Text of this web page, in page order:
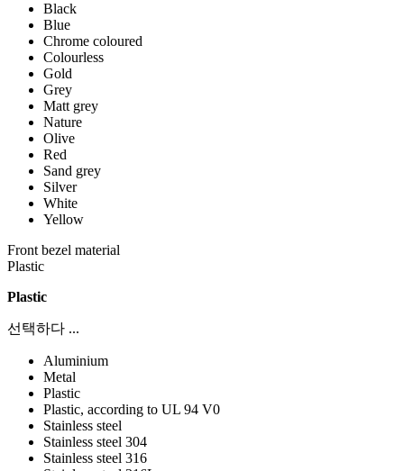
Black
Blue
Chrome coloured
Colourless
Gold
Grey
Matt grey
Nature
Olive
Red
Sand grey
Silver
White
Yellow
Front bezel material
Plastic
Plastic
선택하다 ...
Aluminium
Metal
Plastic
Plastic, according to UL 94 V0
Stainless steel
Stainless steel 304
Stainless steel 316